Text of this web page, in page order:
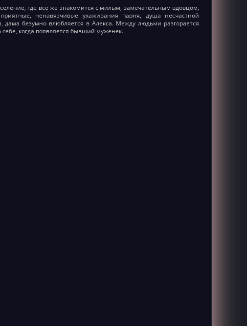
где все же знакомится с милым, замечательным вдовцом,
ненавязчивые ухаживания парня, душа несчастной
безумно влюбляется в Алекса. Между людьми разгорается
когда появляется бывший муженек.